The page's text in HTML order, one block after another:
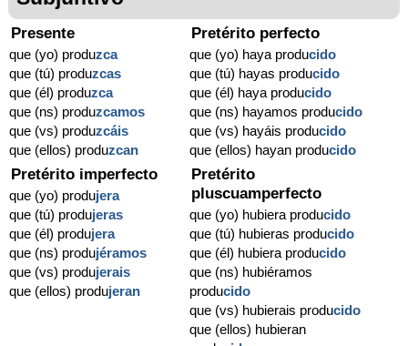
Presente
que (yo) produzca
que (tú) produzcas
que (él) produzca
que (ns) produzcamos
que (vs) produzcáis
que (ellos) produzcan
Pretérito perfecto
que (yo) haya producido
que (tú) hayas producido
que (él) haya producido
que (ns) hayamos producido
que (vs) hayáis producido
que (ellos) hayan producido
Pretérito imperfecto
que (yo) produjera
que (tú) produjeras
que (él) produjera
que (ns) produjéramos
que (vs) produjerais
que (ellos) produjeran
Pretérito
pluscuamperfecto
que (yo) hubiera producido
que (tú) hubieras producido
que (él) hubiera producido
que (ns) hubiéramos
producido
que (vs) hubierais producido
que (ellos) hubieran